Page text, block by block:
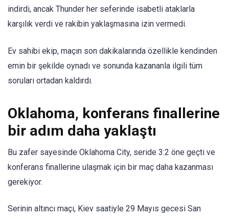
indirdi, ancak Thunder her seferinde isabetli ataklarla
karşılık verdi ve rakibin yaklaşmasına izin vermedi.
Ev sahibi ekip, maçın son dakikalarında özellikle kendinden
emin bir şekilde oynadı ve sonunda kazananla ilgili tüm
soruları ortadan kaldırdı.
Oklahoma, konferans finallerine
bir adım daha yaklaştı
Bu zafer sayesinde Oklahoma City, seride 3:2 öne geçti ve
konferans finallerine ulaşmak için bir maç daha kazanması
gerekiyor.
Serinin altıncı maçı, Kiev saatiyle 29 Mayıs gecesi San